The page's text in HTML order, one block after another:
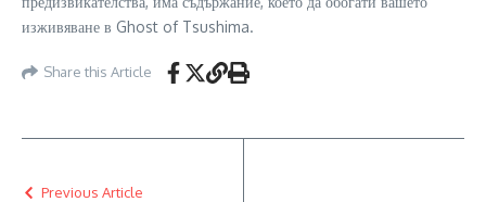
изживяване в Ghost of Tsushima.
Share this Article
Previous Article